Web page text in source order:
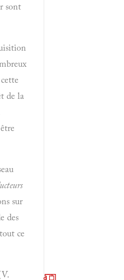
sont
de la
sur
des
ce